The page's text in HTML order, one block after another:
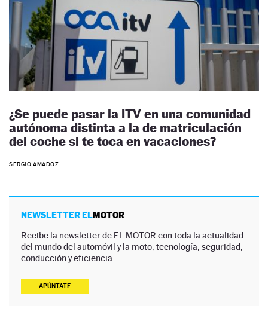
¿Se puede pasar la ITV en una comunidad
autónoma distinta a la de matriculación
del coche si te toca en vacaciones?
SERGIO AMADOZ
NEWSLETTER ELMOTOR
Recibe la newsletter de EL MOTOR con toda la actualidad
del mundo del automóvil y la moto, tecnología, seguridad,
conducción y eficiencia.
APÚNTATE